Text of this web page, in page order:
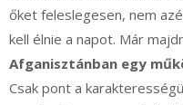
őket feleslegesen, nem
kell élnie a napot. Már
Afganisztánban egy
Csak pont a